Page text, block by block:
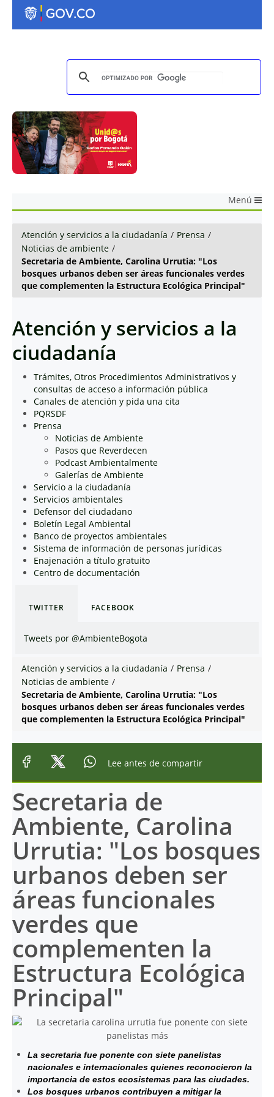
Menú
Atención y servicios a la ciudadanía / Prensa /
Noticias de ambiente /
Secretaria de Ambiente, Carolina Urrutia: "Los
bosques urbanos deben ser áreas funcionales verdes
que complementen la Estructura Ecológica Principal"
Atención y servicios a la
ciudadanía
Trámites, Otros Procedimientos Administrativos y
consultas de acceso a información pública
Canales de atención y pida una cita
PQRSDF
Prensa
Noticias de Ambiente
Pasos que Reverdecen
Podcast Ambientalmente
Galerías de Ambiente
Servicio a la ciudadanía
Servicios ambientales
Defensor del ciudadano
Boletín Legal Ambiental
Banco de proyectos ambientales
Sistema de información de personas jurídicas
Enajenación a título gratuito
Centro de documentación
TWITTER FACEBOOK
Tweets por @AmbienteBogota
Atención y servicios a la ciudadanía / Prensa /
Noticias de ambiente /
Secretaria de Ambiente, Carolina Urrutia: "Los
bosques urbanos deben ser áreas funcionales verdes
que complementen la Estructura Ecológica Principal"
Lee antes de compartir
Secretaria de
Ambiente, Carolina
Urrutia: "Los bosques
urbanos deben ser
áreas funcionales
verdes que
complementen la
Estructura Ecológica
Principal"
La secretaria fue ponente con siete panelistas
nacionales e internacionales quienes reconocieron la
importancia de estos ecosistemas para las ciudades.
Los bosques urbanos contribuyen a mitigar la